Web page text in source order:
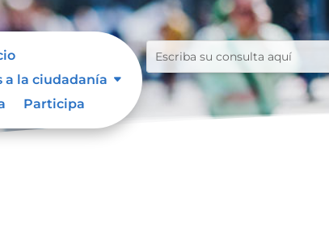
a la ciudadanía
Participa